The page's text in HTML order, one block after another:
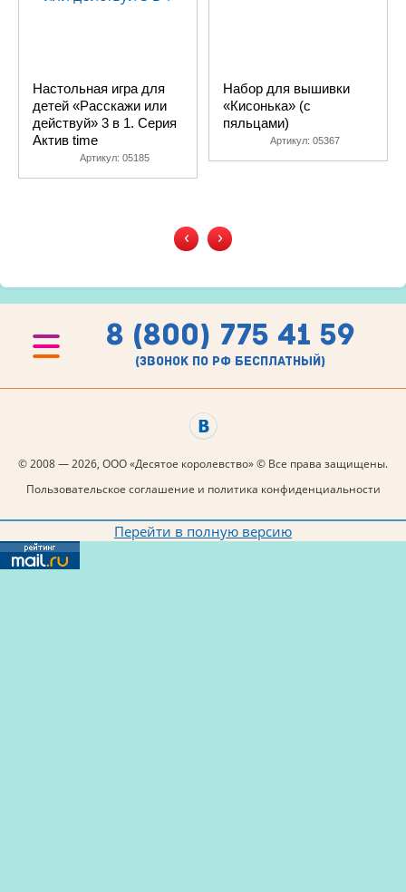
Настольная игра для
детей «Расскажи или
действуй» 3 в 1. Серия
Актив time
Артикул: 05185
Набор для вышивки
«Кисонька» (с
пяльцами)
Артикул: 05367
‹ ›
8 (800) 775 41 59
(звонок по рф бесплатный)
© 2008 — 2026, ООО «Десятое королевство» © Все права защищены.
Пользовательское соглашение и политика конфиденциальности
Перейти в полную версию